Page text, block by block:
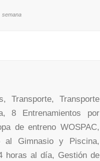
semana
Transporte, Transporte
8 Entrenamientos por
de entreno WOSPAC,
al Gimnasio y Piscina,
horas al día, Gestión de